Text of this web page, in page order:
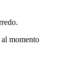
momento